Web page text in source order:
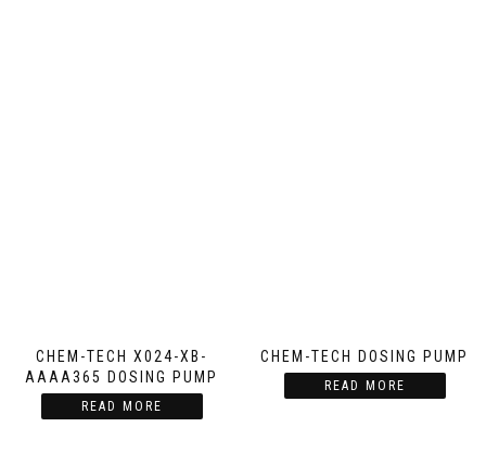
CHEM-TECH X024-XB-
AAAA365 DOSING PUMP
READ MORE
CHEM-TECH DOSING PUMP
READ MORE